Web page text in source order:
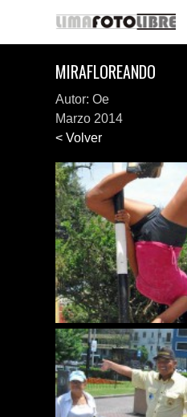
MIRAFLOREANDO
Autor: Oe
Marzo 2014
< Volver